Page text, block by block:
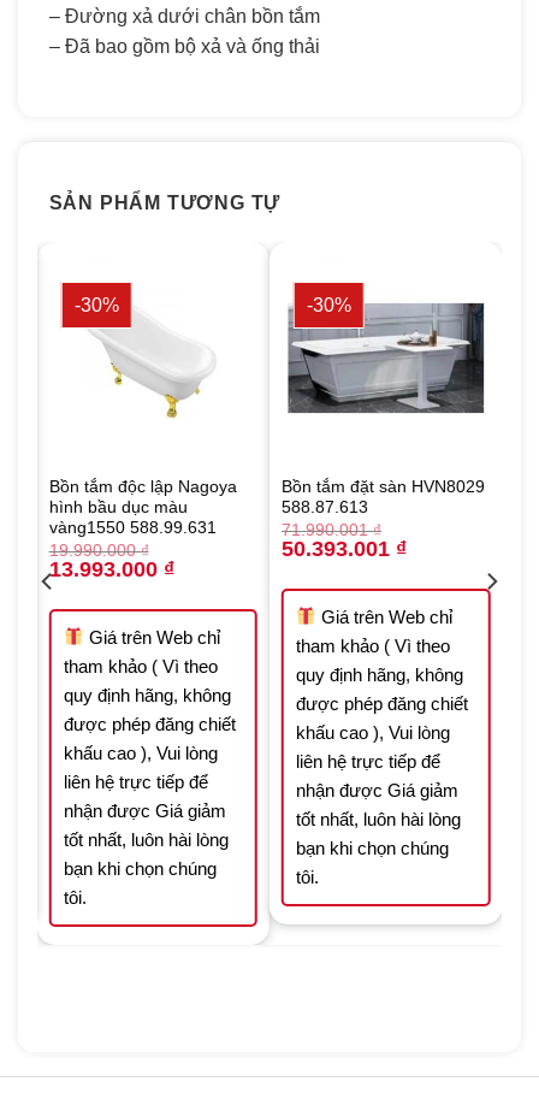
– Đường xả dưới chân bồn tắm
– Đã bao gồm bộ xả và ống thải
SẢN PHẨM TƯƠNG TỰ
-30%
Bồn tắm độc lập Nagoya
hình bầu dục màu
vàng1550 588.99.631
19.990.000₫
Original
price
19.990.000 ₫.
13.993.000 ₫Current
13.993.000 ₫.
Giá trên Web chỉ
tham khảo ( Vì theo
quy định hãng, không
được phép đăng chiết
khấu cao ), Vui lòng
liên hệ trực tiếp để
nhận được Giá giảm
tốt nhất, luôn hài lòng
bạn khi chọn chúng
tôi.
-30%
Bồn tắm đặt sàn HVN8029
588.87.613
71.990.001₫
Original
price
71.990.001 ₫.
50.393.001 ₫Current
50.393.001 ₫.
Giá trên Web chỉ
tham khảo ( Vì theo
quy định hãng, không
được phép đăng chiết
khấu cao ), Vui lòng
liên hệ trực tiếp để
nhận được Giá giảm
tốt nhất, luôn hài lòng
bạn khi chọn chúng
tôi.
₫.